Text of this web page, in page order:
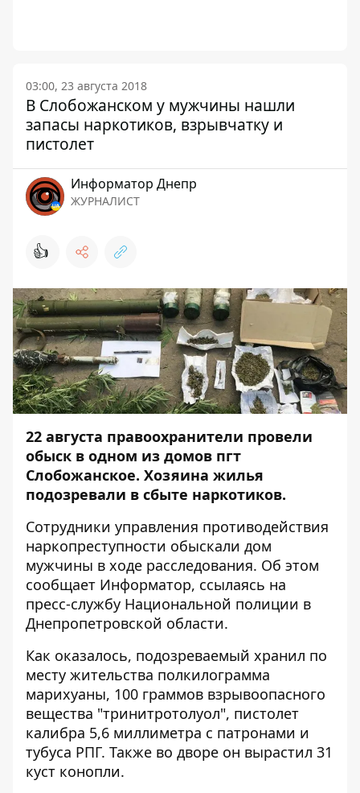
03:00, 23 августа 2018
В Слобожанском у мужчины нашли
запасы наркотиков, взрывчатку и
пистолет
Информатор Днепр
ЖУРНАЛИСТ
👍
22 августа правоохранители провели
обыск в одном из домов пгт
Слобожанское. Хозяина жилья
подозревали в сбыте наркотиков.
Сотрудники управления противодействия
наркопреступности обыскали дом
мужчины в ходе расследования. Об этом
сообщает Информатор, ссылаясь на
пресс-службу Национальной полиции в
Днепропетровской области.
Как оказалось, подозреваемый хранил по
месту жительства полкилограмма
марихуаны, 100 граммов взрывоопасного
вещества "тринитротолуол", пистолет
калибра 5,6 миллиметра с патронами и
тубуса РПГ. Также во дворе он вырастил 31
куст конопли.